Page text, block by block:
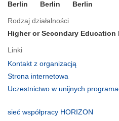
Berlin
Berlin Berlin
Rodzaj działalności
Higher or Secondary Education
Linki
Kontakt z organizacją
oknie)
Strona internetowa
otworzy
Uczestnictwo w unijnych
otworzy
sieć współpracy HORIZON